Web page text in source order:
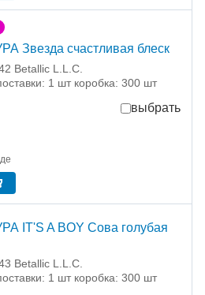
Звезда счастливая блеск
Betallic L.L.C.
1 шт коробка: 300 шт
выбрать
IT'S A BOY Сова голубая
Betallic L.L.C.
1 шт коробка: 300 шт